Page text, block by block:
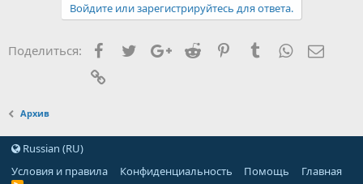
Войдите или зарегистрируйтесь для ответа.
Поделиться: FacebookTwitterGoogle+
Reddit PinterestTumblrWhatsApp
Архив
Russian (RU)
Условия и правила
Конфиденциальность Помощь Главная